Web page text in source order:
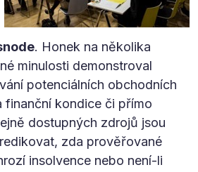
. Honek na několika
minulosti demonstroval
potenciálních obchodních
finanční kondice či přímo
dostupných zdrojů jsou
zda prověřované
insolvence nebo není-li